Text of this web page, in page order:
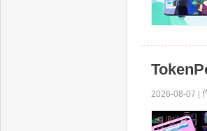
2026-08-07 |